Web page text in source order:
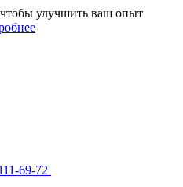
улучшить ваш опыт
69-72